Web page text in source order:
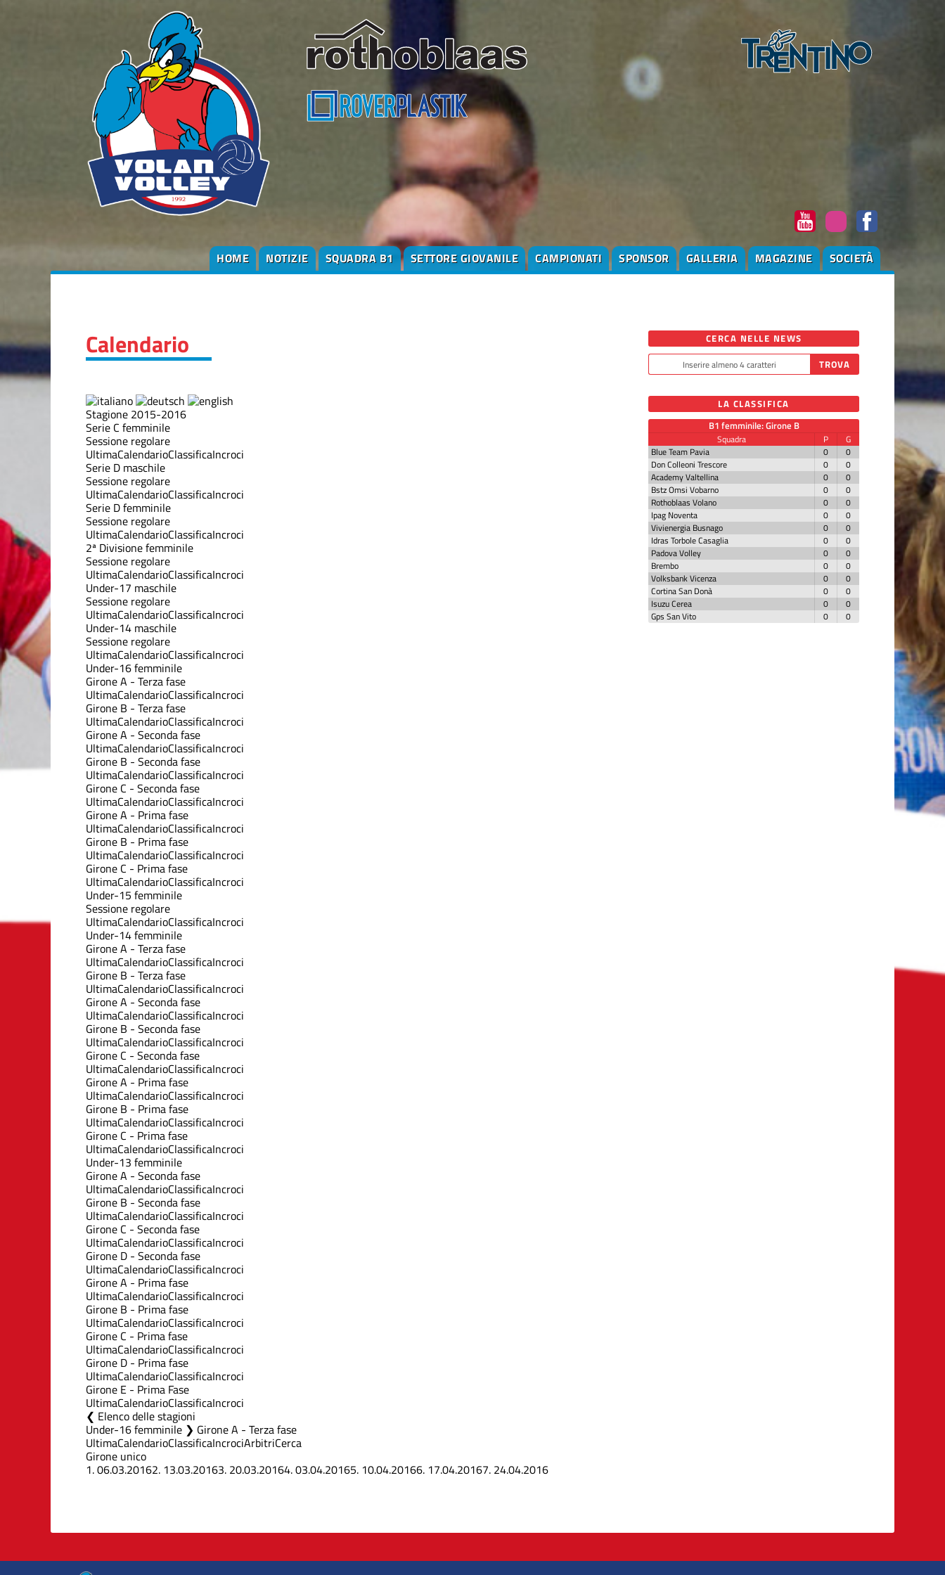
HOME NOTIZIE SQUADRA B1 SETTORE GIOVANILE CAMPIONATI SPONSOR GALLERIA MAGAZINE SOCIETÀ
Calendario
Stagione 2015-2016
Serie C femminile
Sessione regolare
UltimaCalendarioClassificaIncroci
Serie D maschile
Sessione regolare
UltimaCalendarioClassificaIncroci
Serie D femminile
Sessione regolare
UltimaCalendarioClassificaIncroci
2ª Divisione femminile
Sessione regolare
UltimaCalendarioClassificaIncroci
Under-17 maschile
Sessione regolare
UltimaCalendarioClassificaIncroci
Under-14 maschile
Sessione regolare
UltimaCalendarioClassificaIncroci
Under-16 femminile
Girone A - Terza fase
UltimaCalendarioClassificaIncroci
Girone B - Terza fase
UltimaCalendarioClassificaIncroci
Girone A - Seconda fase
UltimaCalendarioClassificaIncroci
Girone B - Seconda fase
UltimaCalendarioClassificaIncroci
Girone C - Seconda fase
UltimaCalendarioClassificaIncroci
Girone A - Prima fase
UltimaCalendarioClassificaIncroci
Girone B - Prima fase
UltimaCalendarioClassificaIncroci
Girone C - Prima fase
UltimaCalendarioClassificaIncroci
Under-15 femminile
Sessione regolare
UltimaCalendarioClassificaIncroci
Under-14 femminile
Girone A - Terza fase
UltimaCalendarioClassificaIncroci
Girone B - Terza fase
UltimaCalendarioClassificaIncroci
Girone A - Seconda fase
UltimaCalendarioClassificaIncroci
Girone B - Seconda fase
UltimaCalendarioClassificaIncroci
Girone C - Seconda fase
UltimaCalendarioClassificaIncroci
Girone A - Prima fase
UltimaCalendarioClassificaIncroci
Girone B - Prima fase
UltimaCalendarioClassificaIncroci
Girone C - Prima fase
UltimaCalendarioClassificaIncroci
Under-13 femminile
Girone A - Seconda fase
UltimaCalendarioClassificaIncroci
Girone B - Seconda fase
UltimaCalendarioClassificaIncroci
Girone C - Seconda fase
UltimaCalendarioClassificaIncroci
Girone D - Seconda fase
UltimaCalendarioClassificaIncroci
Girone A - Prima fase
UltimaCalendarioClassificaIncroci
Girone B - Prima fase
UltimaCalendarioClassificaIncroci
Girone C - Prima fase
UltimaCalendarioClassificaIncroci
Girone D - Prima fase
UltimaCalendarioClassificaIncroci
Girone E - Prima Fase
UltimaCalendarioClassificaIncroci
Elenco delle stagioni
Under-16 femminile ❯ Girone A - Terza fase
UltimaCalendarioClassificaIncrociArbitriCerca
Girone unico
1.06.03.20162. 13.03.20163. 20.03.20164.03.04.20165. 10.04.20166. 17.04.20167. 24.04.2016
CERCA NELLE NEWS
LA CLASSIFICA
B1 femminile: Girone B
Squadra P
G
Blue Team Pavia
0
0
Don Colleoni Trescore
0
0
Academy Valtellina
0
0
Bstz Omsi Vobarno
0
0
Rothoblaas Volano
0
0
Ipag Noventa
0
0
Vivienergia Busnago
0
0
Idras Torbole Casaglia
0
0
Padova Volley
0
0
Brembo
0
0
Volksbank Vicenza
0
0
Cortina San Donà
0
0
Isuzu Cerea
0
0
Gps San Vito
0 0